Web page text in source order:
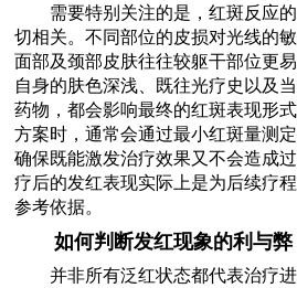
需要特别关注的是，红斑反应
切相关。不同部位的皮损对光线的
面部及颈部皮肤往往较躯干部位更
自身的肤色深浅、既往光疗史以及
药物，都会影响最终的红斑表现形
方案时，通常会通过最小红斑量测
确保既能激发治疗效果又不会造成
疗后的发红表现实际上是为后续疗
参考依据。
如何判断发红现象的利与弊
并非所有泛红状态都代表治疗